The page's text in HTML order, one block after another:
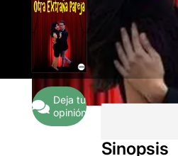
Deja tu
opinión
Sinopsis